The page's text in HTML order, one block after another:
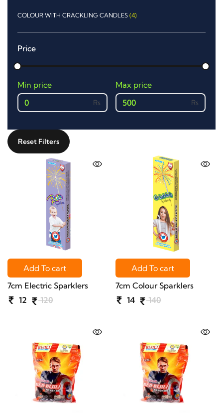
COLOUR WITH CRACKLING CANDLES (4)
Price
Min price
0
Max price
500
Reset Filters
Add To cart
7cm Electric Sparklers
12
120
Add To cart
7cm Colour Sparklers
14
140